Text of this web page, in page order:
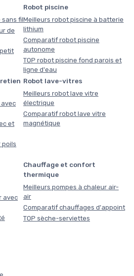
fil
de
Robot piscine
Meilleurs robot piscine à batterie
lithium
Comparatif robot piscine
autonome
TOP robot piscine fond parois et
ligne d'eau
et
poils
Robot lave-vitres
Meilleurs robot lave vitre
électrique
Comparatif robot lave vitre
magnétique
avec
Chauffage et confort
thermique
Meilleurs pompes à chaleur air-
air
Comparatif chauffages d'appoint
TOP sèche-serviettes